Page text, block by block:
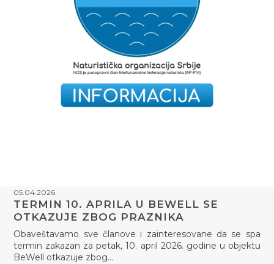
05.04.2026.
TERMIN 10. APRILA U BEWELL SE
OTKAZUJE ZBOG PRAZNIKA
Obaveštavamo sve članove i zainteresovane da se spa
termin zakazan za petak, 10. april 2026. godine u objektu
BeWell otkazuje zbog…